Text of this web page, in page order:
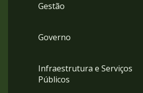
Gestão
Governo
Infraestrutura e Serviços
Públicos